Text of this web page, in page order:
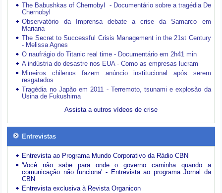
The Babushkas of Chernobyl - Documentário sobre a tragédia De
Chernobyl
Observatório da Imprensa debate a crise da Samarco em
Mariana
The Secret to Successful Crisis Management in the 21st Century
- Melissa Agnes
O naufrágio do Titanic real time - Documentário em 2h41 min
A indústria do desastre nos EUA - Como as empresas lucram
Mineiros chilenos fazem anúncio institucional após serem
resgatados
Tragédia no Japão em 2011 - Terremoto, tsunami e explosão da
Usina de Fukushima
Assista a outros vídeos de crise
Entrevistas
Entrevista ao Programa Mundo Corporativo da Rádio CBN
'Você não sabe para onde o governo caminha quando a
comunicação não funciona' - Entrevista ao programa Jornal da
CBN
Entrevista exclusiva à Revista Organicon